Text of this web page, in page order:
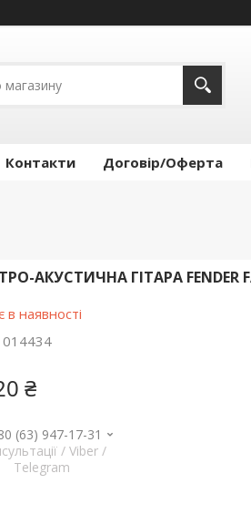
Контакти Договір/Оферта
АКУСТИЧНА ГІТАРА FENDER
в наявності
₴
(63) 947-17-31
/ Viber /
Telegram